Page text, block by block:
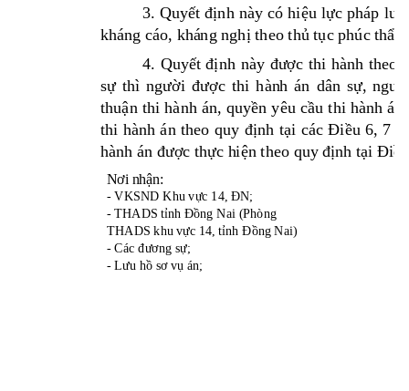
3. Quyết định này có hiệu lực pháp lu
kháng cáo, kháng nghị theo thủ tục phúc thẩ
4. Quyết định này được thi hành theo
sự thì người được thi hành án dân sự, ngườ
thuận thi hành án, quyền yêu cầu thi hành
thi hành án theo quy định tại các Điều 6, 7
hành án được thực hiện theo quy định tại Điề
Nơi nhận:
- VKSND Khu vực 14, ĐN;
- THADS tỉnh Đồng Nai (Phòng
THADS khu vực 14, tỉnh Đồng Nai)
- Các đương sự;
- Lưu hồ sơ vụ án;